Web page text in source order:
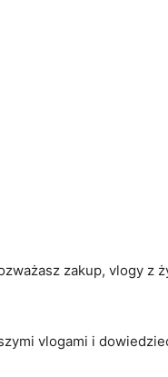
zakup,​ vlogy z
vlogami‌ i